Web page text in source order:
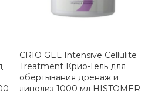
CRIO GEL Intensive Cellulite
Treatment Крио-Гель для
обертывания дренаж и
липолиз 1000 мл HISTOMER